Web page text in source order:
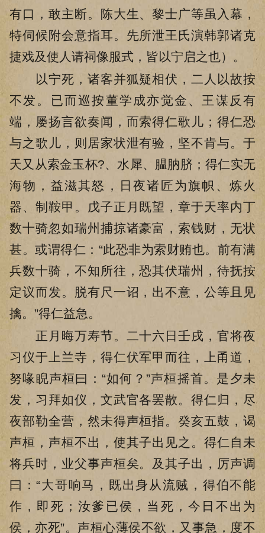
有口，敢主断。陈大生、黎士广等虽入幕，
特伺候附会意指耳。先所泄王氏演韩郭诸克
捷戏及使人请祠像服式，皆以宁启之也）。
以宁死，诸客并狐疑相伏，二人以故按
不发。已而巡按董学成亦觉金、王谋反有
端，屡扬言欲奏闻，而索得仁歌儿；得仁恐
与之歌儿，则居家状泄有验，坚不肯与。于
天又从索金玉杯?、水犀、腽肭脐；得仁实无
海物，益滋其怒，日夜诸匠为旗帜、炼火
器、制鞍甲。戊子正月既望，章于天率内丁
数十骑忽如瑞州捕掠诸豪富，索钱财，无状
甚。或谓得仁：“此恐非为索财贿也。前有满
兵数十骑，不知所往，恐其伏瑞州，待抚按
定议而发。脱有尺一诏，出不意，公等且见
擒。”得仁益急。
正月晦万寿节。二十六日壬戌，官将夜
习仪于上兰寺，得仁伏军甲而往，上甬道，
努喙睨声桓曰：“如何？”声桓摇首。是夕未
发，习拜如仪，文武官各罢散。得仁归，尽
夜部勒全营，然未得声桓指。癸亥五鼓，谒
声桓，声桓不出，使其子出见之。得仁自未
将兵时，业父事声桓矣。及其子出，厉声调
曰：“大哥响马，既出身从流贼，得伯不能
作，即死；汝爹已侯，当死，今日不出为
侯，亦死”。声桓心薄侯不欲，又事急，度不